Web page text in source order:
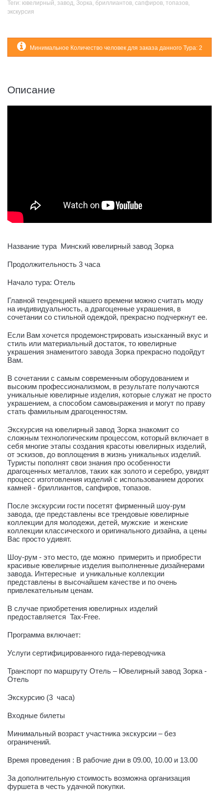
Теги: ювелирный, завод, Зорка, бриллиантов, сапфиров, топазов,
экскурсия
Минимальное Количество человек для заказа данного Тура: 2
Описание
Название тура Минский ювелирный завод Зорка
Продолжительность 3 часа
Начало тура: Отель
Главной тенденцией нашего времени можно считать моду
на индивидуальность, а драгоценные украшения, в
сочетании со стильной одеждой, прекрасно подчеркнут ее.
Если Вам хочется продемонстрировать изысканный вкус и
стиль или материальный достаток, то ювелирные
украшения знаменитого завода Зорка прекрасно подойдут
Вам.
В сочетании с самым современным оборудованием и
высоким профессионализмом, в результате получаются
уникальные ювелирные изделия, которые служат не просто
украшением, а способом самовыражения и могут по праву
стать фамильным драгоценностям.
Экскурсия на ювелирный завод Зорка знакомит со
сложным технологическим процессом, который включает в
себя многие этапы создания красоты ювелирных изделий,
от эскизов, до воплощения в жизнь уникальных изделий.
Туристы пополнят свои знания про особенности
драгоценных металлов, таких как золото и серебро, увидят
процесс изготовления изделий с использованием дорогих
камней - бриллиантов, сапфиров, топазов.
После экскурсии гости посетят фирменный шоу-рум
завода, где представлены все трендовые ювелирные
коллекции для молодежи, детей, мужские и женские
коллекции классического и оригинального дизайна, а цены
Вас просто удивят.
Шоу-рум - это место, где можно примерить и приобрести
красивые ювелирные изделия выполненные дизайнерами
завода. Интересные и уникальные коллекции
представлены в высочайшем качестве и по очень
привлекательным ценам.
В случае приобретения ювелирных изделий
предоставляется Tax-Free.
Программа включает:
Услуги сертифицированного гида-переводчика
Транспорт по маршруту Отель – Ювелирный завод Зорка -
Отель
Экскурсию (3 часа)
Входные билеты
Минимальный возраст участника экскурсии – без
ограничений.
Время проведения : В рабочие дни в 09.00, 10.00 и 13.00
За дополнительную стоимость возможна организация
фуршета в честь удачной покупки.